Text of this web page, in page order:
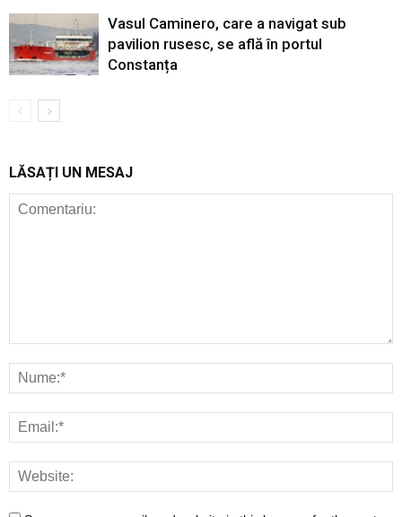
Vasul Caminero, care a navigat sub
pavilion rusesc, se află în portul
Constanța
LĂSAȚI UN MESAJ